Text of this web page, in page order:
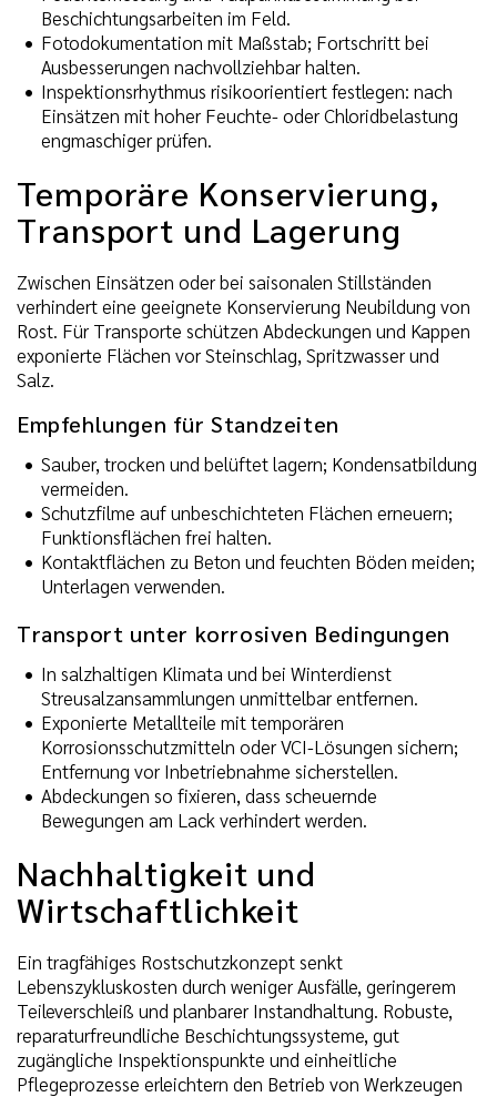
Beschichtungsarbeiten im Feld.
Fotodokumentation mit Maßstab; Fortschritt bei
Ausbesserungen nachvollziehbar halten.
Inspektionsrhythmus risikoorientiert festlegen: nach
Einsätzen mit hoher Feuchte- oder Chloridbelastung
engmaschiger prüfen.
Temporäre Konservierung,
Transport und Lagerung
Zwischen Einsätzen oder bei saisonalen Stillständen
verhindert eine geeignete Konservierung Neubildung von
Rost. Für Transporte schützen Abdeckungen und Kappen
exponierte Flächen vor Steinschlag, Spritzwasser und
Salz.
Empfehlungen für Standzeiten
Sauber, trocken und belüftet lagern; Kondensatbildung
vermeiden.
Schutzfilme auf unbeschichteten Flächen erneuern;
Funktionsflächen frei halten.
Kontaktflächen zu Beton und feuchten Böden meiden;
Unterlagen verwenden.
Transport unter korrosiven Bedingungen
In salzhaltigen Klimata und bei Winterdienst
Streusalzansammlungen unmittelbar entfernen.
Exponierte Metallteile mit temporären
Korrosionsschutzmitteln oder VCI-Lösungen sichern;
Entfernung vor Inbetriebnahme sicherstellen.
Abdeckungen so fixieren, dass scheuernde
Bewegungen am Lack verhindert werden.
Nachhaltigkeit und
Wirtschaftlichkeit
Ein tragfähiges Rostschutzkonzept senkt
Lebenszykluskosten durch weniger Ausfälle, geringerem
Teileverschleiß und planbarer Instandhaltung. Robuste,
reparaturfreundliche Beschichtungssysteme, gut
zugängliche Inspektionspunkte und einheitliche
Pflegeprozesse erleichtern den Betrieb von Werkzeugen